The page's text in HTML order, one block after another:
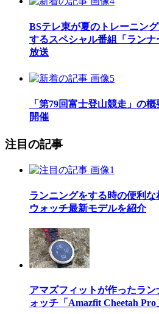
BSテレ東が夏のトレーニン
するスペシャル番組「ラン
放送
「第79回富士登山競走」の
開催
注目の記事
ランニングをする時の便利な
ウォッチ最新モデルを紹介
アマズフィットが作ったラ
ォッチ「Amazfit Cheetah